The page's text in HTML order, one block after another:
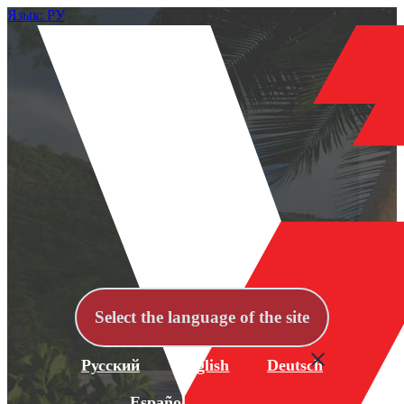
Язык: РУ
Select the language of the site
Русский English Deutsch